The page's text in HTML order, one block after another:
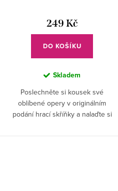
249 Kč
DO KOŠÍKU
Skladem
Poslechněte si kousek své
oblíbené opery v originálním
podání hrací skříňky a nalaďte si